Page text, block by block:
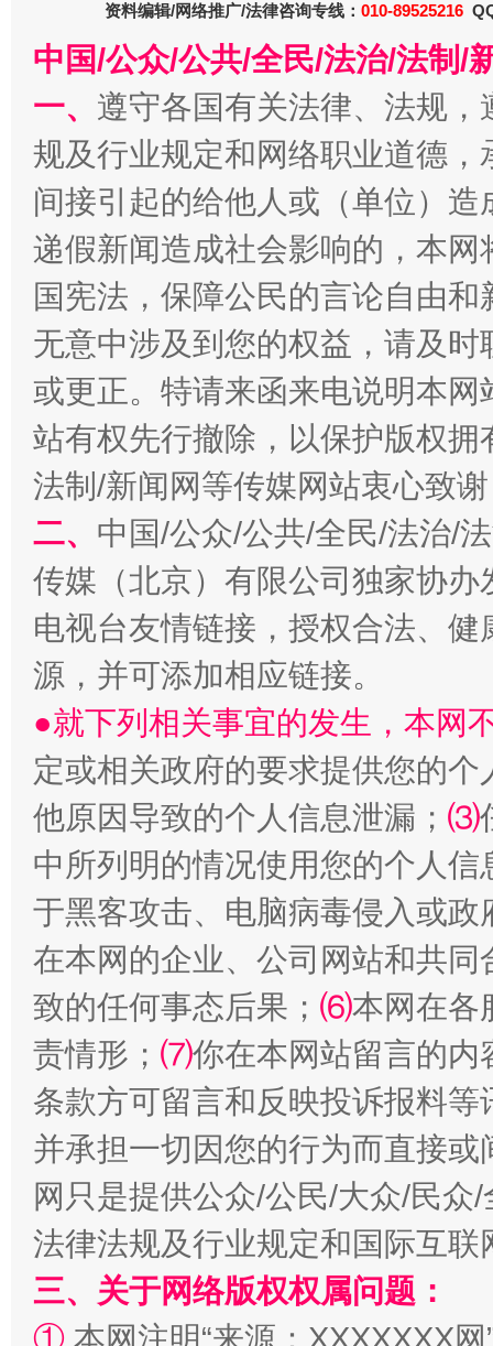
习近平的博鳌关键词
魏明亮
“刷贴”乱象丛生
生
揭批美国五大"原罪" "炒
解纷+调解+退费，一次搞定
资料编辑/网络推广/法律咨询专线： 010-89525216
中国/公众/公共/全民/法治/法制/
一、 遵守各国有关法律、法规
规及行业规定和网络职业道德
间接引起的给他人或（单位）
递假新闻造成社会影响的，本
国宪法，保障公民的言论自由
无意中涉及到您的权益，请及
或更正。特请来函来电说明本
站有权先行撤除，以保护版权
法制/新闻网等传媒网站衷心致
二、 中国/公众/公共/全民/法治/
传媒（北京）有限公司独家协
电视台友情链接，授权合法、
源，并可添加相应链接。
●就下列相关事宜的发生，本网
定或相关政府的要求提供您的个
他原因导致的个人信息泄漏； ⑶
中所列明的情况使用您的个人
于黑客攻击、电脑病毒侵入或
在本网的企业、公司网站和共
致的任何事态后果； ⑹本网在各
责情形； ⑺你在本网站留言的内
条款方可留言和反映投诉报料
并承担一切因您的行为而直接
网只是提供公众/公民/大众/民
法律法规及行业规定和国际互
三、关于网络版权权属问题：
① 本网注明“来源：XXXXXXX